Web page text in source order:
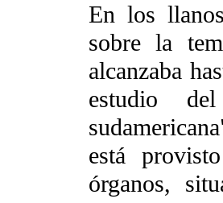
En los
sobre la
alcanzaba
estudio
está
órganos,